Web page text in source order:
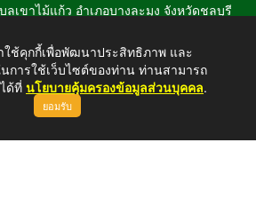
ลเขาไม้แก้ว อำเภอบางละมุง จังหวัดชลบุรี
ทรศัพท์/โทรสาร 0-3807-2634-5
ใช้คุกกี้เพื่อพัฒนาประสิทธิภาพ และ
การใช้เว็บไซต์ของท่าน ท่านสามารถ
ด้ที่ นโยบายคุ้มครองข้อมูลส่วนบุคคล.
ยอมรับ